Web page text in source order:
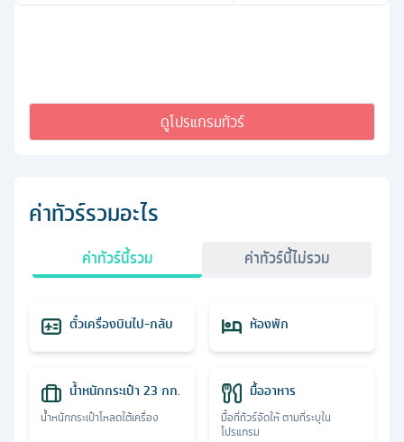
ดูโปรแกรมทัวร์
ค่าทัวร์รวมอะไร
ค่าทัวร์นี้รวม ค่าทัวร์นี้ไม่รวม
ตั๋วเครื่องบินไป-กลับ ห้องพัก
น้ำหนักกระเป๋า 23 กก.
น้ำหนักกระเป๋าโหลดใต้เครื่อง
มื้ออาหาร
มื้อที่ทัวร์จัดให้ ตามที่ระบุใน
โปรแกรม